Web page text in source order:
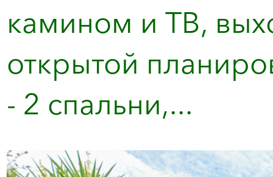
камином и ТВ,
открытой
- 2 спальни,...